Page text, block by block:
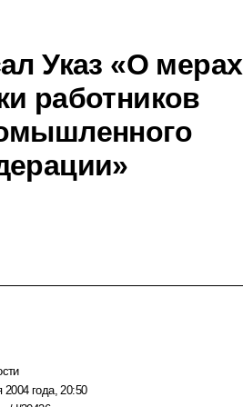
Указ «О мерах
работников
года, 20:50